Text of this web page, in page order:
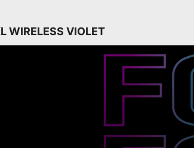
WIRELESS VIOLET